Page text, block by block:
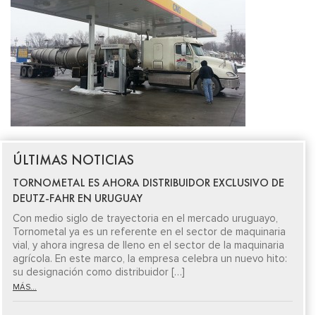
ÚLTIMAS NOTICIAS
TORNOMETAL ES AHORA DISTRIBUIDOR EXCLUSIVO DE
DEUTZ-FAHR EN URUGUAY
Con medio siglo de trayectoria en el mercado uruguayo,
Tornometal ya es un referente en el sector de maquinaria
vial, y ahora ingresa de lleno en el sector de la maquinaria
agrícola. En este marco, la empresa celebra un nuevo hito:
su designación como distribuidor […]
MÁS...